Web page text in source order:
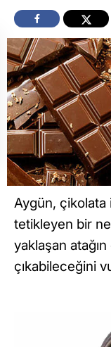
Aygün,
tetikleyen bir
yaklaşan
çıkabileceğini